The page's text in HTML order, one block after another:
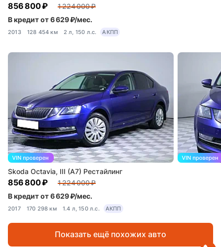
856 800 ₽
1 224 000 ₽
В кредит от 6 629 ₽/мес.
2013 128 454 км 2 л, 150 л.с. АКПП
Skoda Octavia, III (A7) Рестайлинг
856 800 ₽
1 224 000 ₽
В кредит от 6 629 ₽/мес.
2017 170 298 км 1.4 л, 150 л.с. АКПП
Показать ещё похожих авто